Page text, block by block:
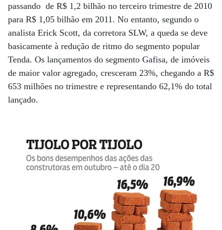
passando de R$ 1,2 bilhão no terceiro trimestre de 2010
para R$ 1,05 bilhão em 2011. No entanto, segundo o
analista Erick Scott, da corretora SLW, a queda se deve
basicamente à redução de ritmo do segmento popular
Tenda. Os lançamentos do segmento Gafisa, de imóveis
de maior valor agregado, cresceram 23%, chegando a R$
653 milhões no trimestre e representando 62,1% do total
lançado.